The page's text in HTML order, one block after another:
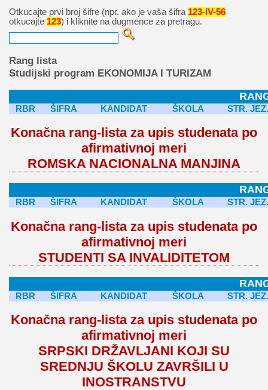
Otkucajte prvi broj šifre (npr. ako je vaša šifra 123-IV-56
otkucajte 123) i kliknite na dugmence za pretragu.
Rang lista
Studijski program EKONOMIJA I TURIZAM
RBR ŠIFRA KANDIDAT ŠKOLA STR. JEZ.
Konačna rang-lista za upis studenata po
afirmativnoj meri
ROMSKA NACIONALNA MANJINA
RBR ŠIFRA KANDIDAT ŠKOLA STR. JEZ.
Konačna rang-lista za upis studenata po
afirmativnoj meri
STUDENTI SA INVALIDITETOM
RBR ŠIFRA KANDIDAT ŠKOLA STR. JEZ.
Konačna rang-lista za upis studenata po
afirmativnoj meri
SRPSKI DRŽAVLJANI KOJI SU
SREDNJU ŠKOLU ZAVRŠILI U
INOSTRANSTVU